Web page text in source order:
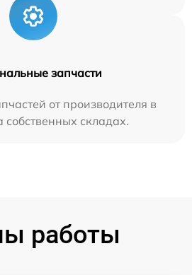
запчасти
от производителя в
собственных складах.
работы